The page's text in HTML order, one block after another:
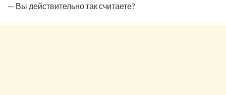
— Вы действительно так считаете?